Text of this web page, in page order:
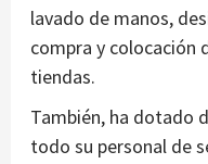
lavado de manos,
compra y colocación
tiendas.
También, ha dotado
todo su personal de